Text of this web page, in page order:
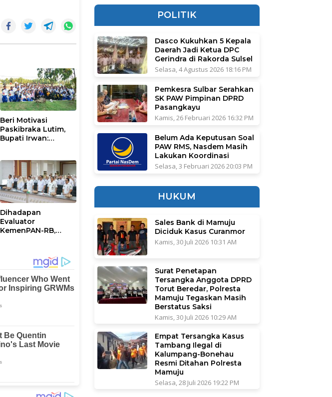
Beri Motivasi
Paskibraka Lutim,
Bupati Irwan:
Perhatian
Dihadapan
Evaluator
KemenPAN-RB,
Capaian Kinerja
POLITIK
Dasco Kukuhkan 5 Kepala
Daerah Jadi Ketua DPC
Gerindra di Rakorda Sulsel
Selasa, 4 Agustus 2026 18:16 PM
Pemkesra Sulbar Serahkan
SK PAW Pimpinan DPRD
Pasangkayu
Kamis, 26 Februari 2026 16:32 PM
Belum Ada Keputusan Soal
PAW RMS, Nasdem Masih
Lakukan Koordinasi
Selasa, 3 Februari 2026 20:03 PM
HUKUM
Sales Bank di Mamuju
Diciduk Kasus Curanmor
Kamis, 30 Juli 2026 10:31 AM
Surat Penetapan
Tersangka Anggota DPRD
Torut Beredar, Polresta
Mamuju Tegaskan Masih
Berstatus Saksi
Kamis, 30 Juli 2026 10:29 AM
Empat Tersangka Kasus
Tambang Ilegal di
Kalumpang-Bonehau
Resmi Ditahan Polresta
Mamuju
Selasa, 28 Juli 2026 19:22 PM